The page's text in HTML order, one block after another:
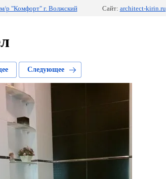
р "Комфорт" г. Волжский Сайт: architect-kirin.ru
Следующее